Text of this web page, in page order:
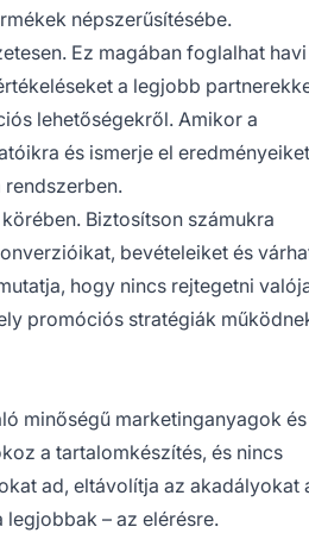
népszerűsítésébe.
Ez magában foglalhat havi
a legjobb
lehetőségekről. Amikor a
és ismerje el
Biztosítson számukra
bevételeiket és
hogy nincs rejtegetni
promóciós stratégiák
minőségű marketinganyagok és
a tartalomkészítés, és nincs
ad, eltávolítja az akadályokat
– az elérésre.